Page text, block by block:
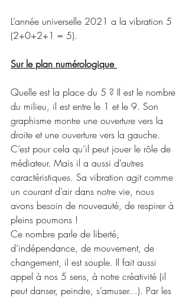
L’année universelle 2021 a la vibration 5
(2+0+2+1 = 5).
Sur le plan numérologique
Quelle est la place du 5 ? Il est le nombre
du milieu, il est entre le 1 et le 9. Son
graphisme montre une ouverture vers la
droite et une ouverture vers la gauche.
C’est pour cela qu’il peut jouer le rôle de
médiateur. Mais il a aussi d’autres
caractéristiques. Sa vibration agit comme
un courant d’air dans notre vie, nous
avons besoin de nouveauté, de respirer à
pleins poumons !
Ce nombre parle de liberté,
d’indépendance, de mouvement, de
changement, il est souple. Il fait aussi
appel à nos 5 sens, à notre créativité (il
peut danser, peindre, s’amuser…). Par les